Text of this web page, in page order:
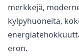
merkkejä,
kylpyhuoneita,
eron.